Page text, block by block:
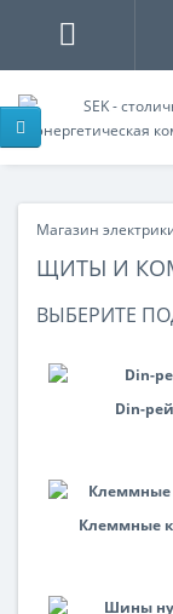
Магазин
ЩИТЫ И
ВЫБЕРИТЕ
Din-
Клеммные